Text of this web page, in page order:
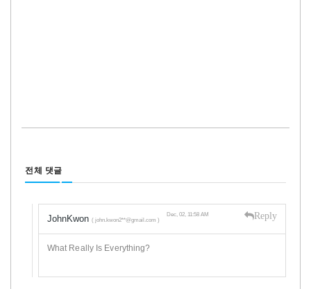
전체 댓글
JohnKwon ( john.kwon2**@gmail.com )
Dec, 02, 11:58 AM Reply
What Really Is Everything?